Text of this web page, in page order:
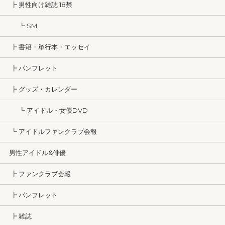
┣ 男性向け雑誌 18禁
┗ SM
┣ 書籍・単行本・エッセイ
┣ パンフレット
┣ グッズ・カレンダー
┗ アイドル・女優DVD
┗ アイドルファンクラブ会報
男性アイドル&俳優
┣ ファンクラブ会報
┣ パンフレット
┣ 雑誌